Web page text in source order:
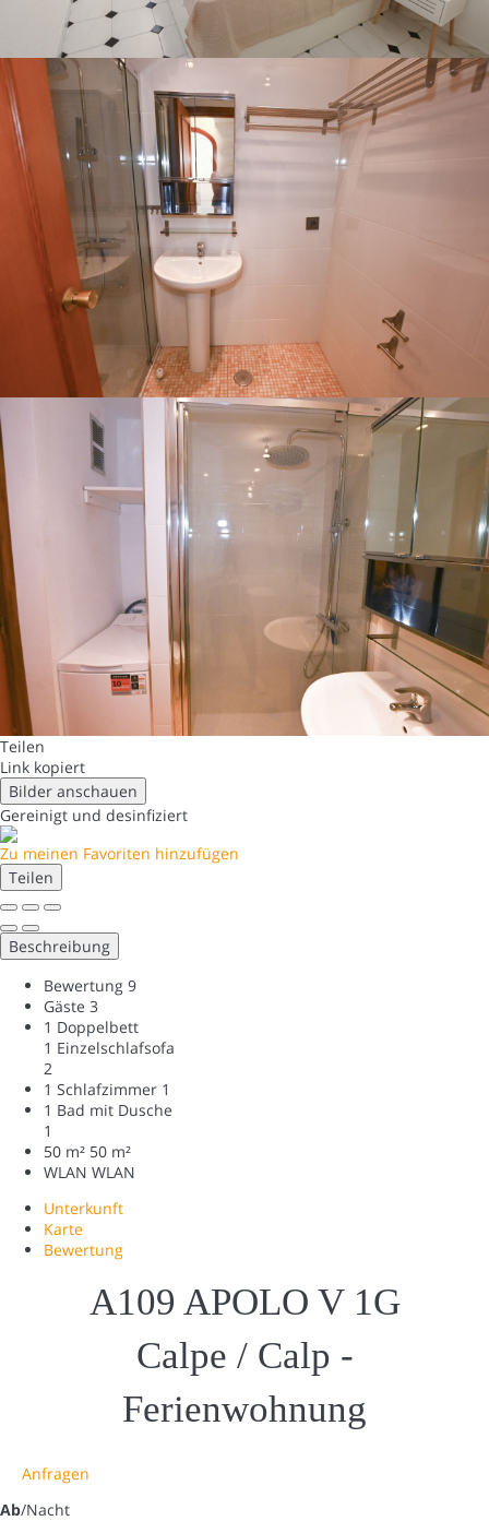
Teilen
Link kopiert
Bilder anschauen
Gereinigt und desinfiziert
Zu meinen Favoriten hinzufügen
Teilen
Beschreibung
Bewertung 9
Gäste 3
1 Doppelbett
1 Einzelschlafsofa
2
1 Schlafzimmer 1
1 Bad mit Dusche
1
50 m² 50 m²
WLAN WLAN
Unterkunft
Karte
Bewertung
A109 APOLO V 1G
Calpe / Calp -
Ferienwohnung
Anfragen
Ab/Nacht